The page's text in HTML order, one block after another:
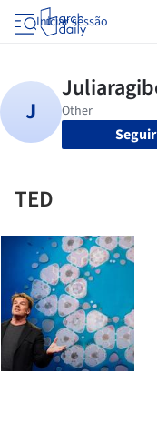
Iniciar sessão
Seguir
TED